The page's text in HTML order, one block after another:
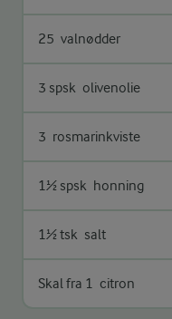
25 valnødder
3 spsk olivenolie
3 rosmarinkviste
1½ spsk honning
1½ tsk salt
Skal fra 1 citron